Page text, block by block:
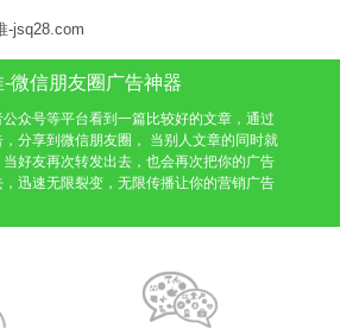
-jsq28.com
-微信朋友圈广告神器
众号等平台看到一篇比较好的文章，通过
分享到微信朋友圈， 当别人文章的同时就
好友再次转发出去，也会再次把你的广告
迅速无限裂变，无限传播让你的营销广告